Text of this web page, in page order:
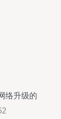
络升级的